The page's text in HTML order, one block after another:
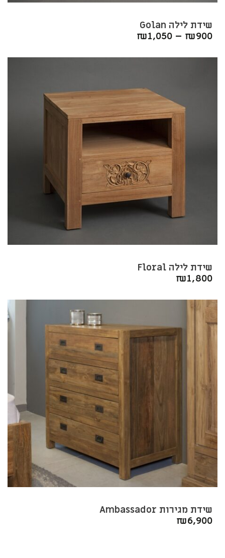
שידת לילה Golan
₪900
–
₪1,050
שידת לילה Floral
₪1,800
שידת מגירות Ambassador
₪6,900